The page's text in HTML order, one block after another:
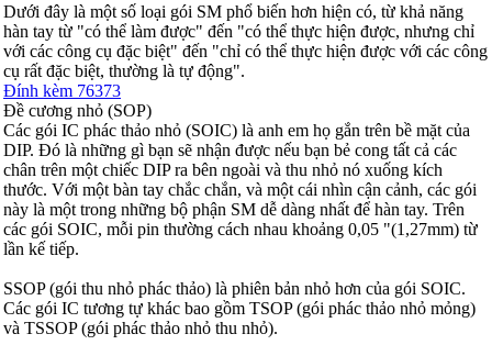
Dưới đây là một số loại gói SM phổ biến hơn hiện có, từ khả năng
hàn tay từ "có thể làm được" đến "có thể thực hiện được, nhưng chỉ
với các công cụ đặc biệt" đến "chỉ có thể thực hiện được với các công
cụ rất đặc biệt, thường là tự động".
Đính kèm 76373
Đề cương nhỏ (SOP)
Các gói IC phác thảo nhỏ (SOIC) là anh em họ gắn trên bề mặt của
DIP. Đó là những gì bạn sẽ nhận được nếu bạn bẻ cong tất cả các
chân trên một chiếc DIP ra bên ngoài và thu nhỏ nó xuống kích
thước. Với một bàn tay chắc chắn, và một cái nhìn cận cảnh, các gói
này là một trong những bộ phận SM dễ dàng nhất để hàn tay. Trên
các gói SOIC, mỗi pin thường cách nhau khoảng 0,05 "(1,27mm) từ
lần kế tiếp.
SSOP (gói thu nhỏ phác thảo) là phiên bản nhỏ hơn của gói SOIC.
Các gói IC tương tự khác bao gồm TSOP (gói phác thảo nhỏ mỏng)
và TSSOP (gói phác thảo nhỏ thu nhỏ).